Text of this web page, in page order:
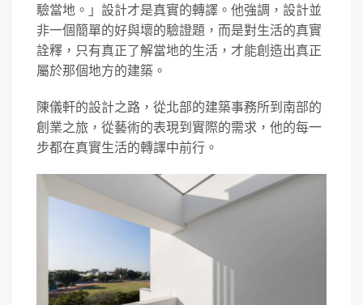
驗當地。」設計才是真實的轉譯。他強調，設計並
非一個簡單的好與壞的驗證題，而是對生活的真實
詮釋，只有真正了解當地的生活，才能創造出真正
屬於那個地方的建築。
陳儀軒的設計之路，從北部的建築事務所到南部的
創業之旅，從藝術的表現到實際的需求，他的每一
步都在真實生活的轉譯中前行。